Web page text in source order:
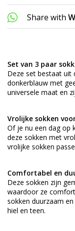
Share with
Set van 3 paar
Deze set bestaat uit
donkerblauw met
universele maat en
Vrolijke sokken
Of je nu een dag op
deze sokken met
vrolijke sokken
Comfortabel en
Deze sokken zijn
waardoor ze
sokken duurzaam
hiel en teen.